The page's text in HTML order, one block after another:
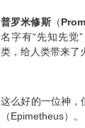
普罗米修斯（
名字有“先知先觉”
类，给人类带来了
这么好的一位神，
（Epimetheus）。